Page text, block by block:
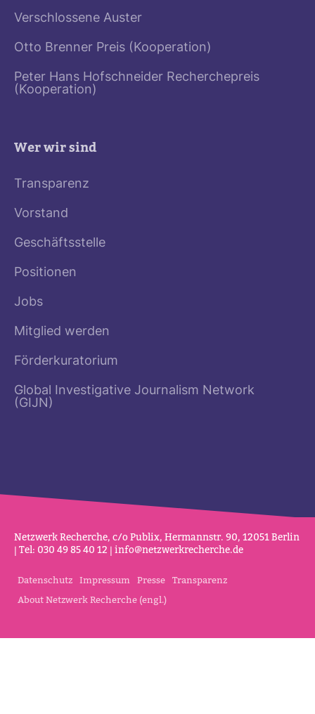
Verschlossene Auster
Otto Brenner Preis (Kooperation)
Peter Hans Hofschneider Recherchepreis
(Kooperation)
Wer wir sind
Transparenz
Vorstand
Geschäftsstelle
Positionen
Jobs
Mitglied werden
Förderkuratorium
Global Investigative Journalism Network
(GIJN)
Netz­werk Recherche, c/o Publix, Her­mannstr. 90, 12051 Berlin
| Tel: 030 49 85 40 12 | info@netz­werk­re­cherche.de
Datenschutz Impressum Presse Transparenz
About Netzwerk Recherche (engl.)